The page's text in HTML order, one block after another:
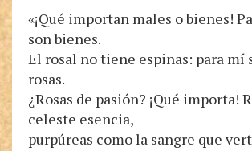
«¡Qué importan males o bienes!
son bienes.
El rosal no tiene espinas: para mí
rosas.
¿Rosas de pasión? ¡Qué importa!
celeste esencia,
purpúreas como la sangre que